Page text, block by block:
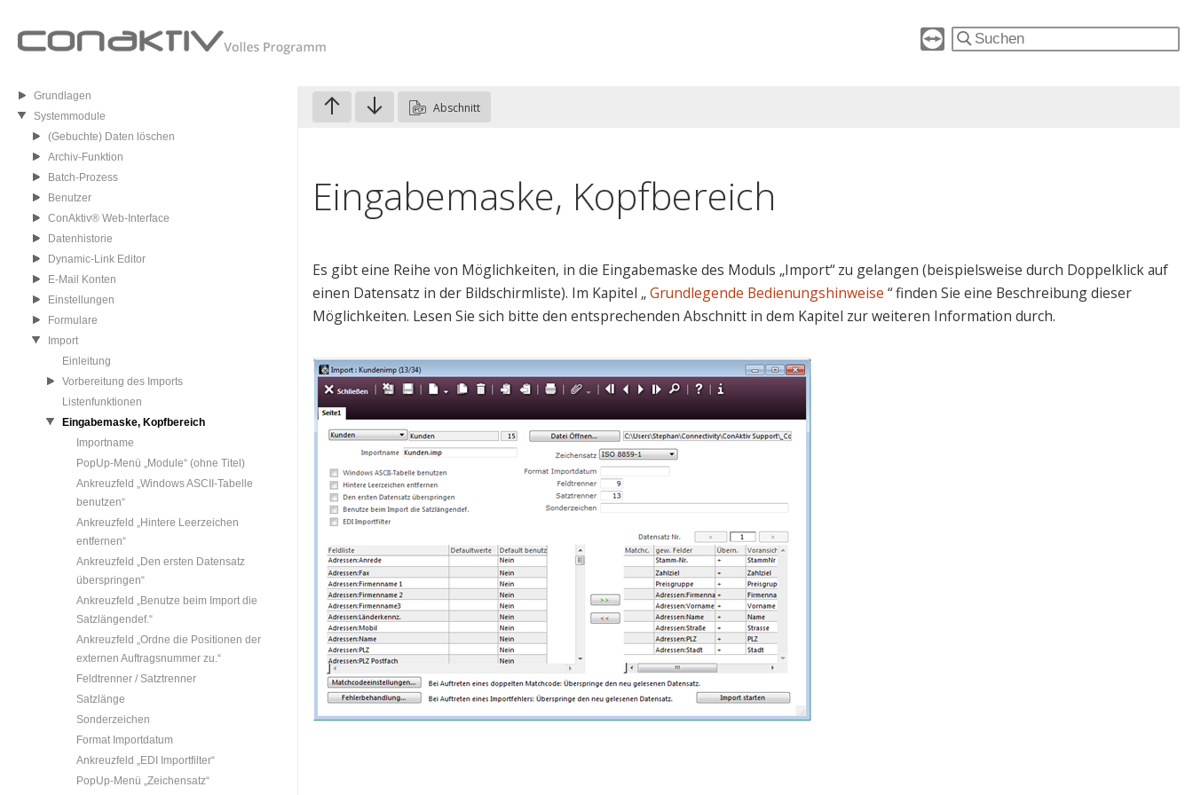
Grundlagen
Systemmodule
(Gebuchte) Daten löschen
Archiv-Funktion
Batch-Prozess
Benutzer
ConAktiv® Web-Interface
Datenhistorie
Dynamic-Link Editor
E-Mail Konten
Einstellungen
Formulare
Import
Einleitung
Vorbereitung des Imports
Listenfunktionen
Eingabemaske, Kopfbereich
Importname
PopUp-Menü „Module“ (ohne Titel)
Ankreuzfeld „Windows ASCII-Tabelle
benutzen“
Ankreuzfeld „Hintere Leerzeichen
entfernen“
Ankreuzfeld „Den ersten Datensatz
überspringen“
Ankreuzfeld „Benutze beim Import die
Satzlängendef.“
Ankreuzfeld „Ordne die Positionen der
externen Auftragsnummer zu.“
Feldtrenner / Satztrenner
Satzlänge
Sonderzeichen
Format Importdatum
Ankreuzfeld „EDI Importfilter“
PopUp-Menü „Zeichensatz“
Abschnitt
Eingabemaske, Kopfbereich
Es gibt eine Reihe von Möglichkeiten, in die Eingabemaske des Moduls „Import“ zu gelangen (beispielsweise durch Doppelklick auf
einen Datensatz in der Bildschirmliste). Im Kapitel „Grundlegende Bedienungshinweise “ finden Sie eine Beschreibung dieser
Möglichkeiten. Lesen Sie sich bitte den entsprechenden Abschnitt in dem Kapitel zur weiteren Information durch.